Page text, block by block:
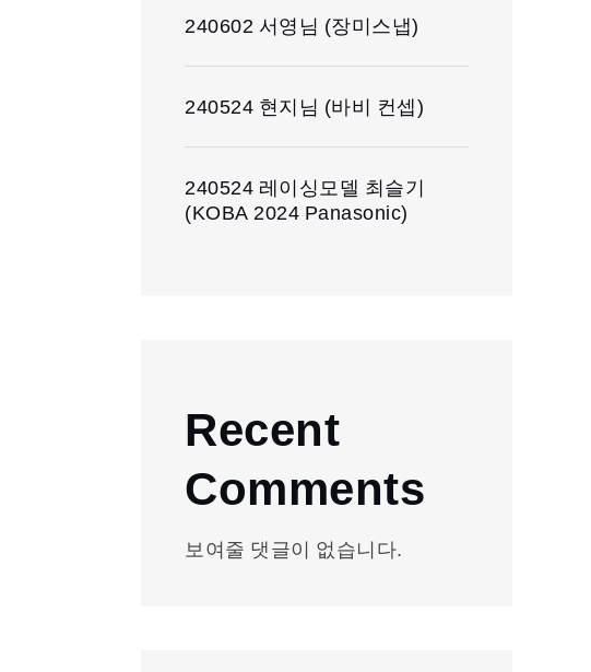
240602 서영님 (장미스냅)
240524 현지님 (바비 컨셉)
240524 레이싱모델 최슬기
(KOBA 2024 Panasonic)
Recent
Comments
보여줄 댓글이 없습니다.